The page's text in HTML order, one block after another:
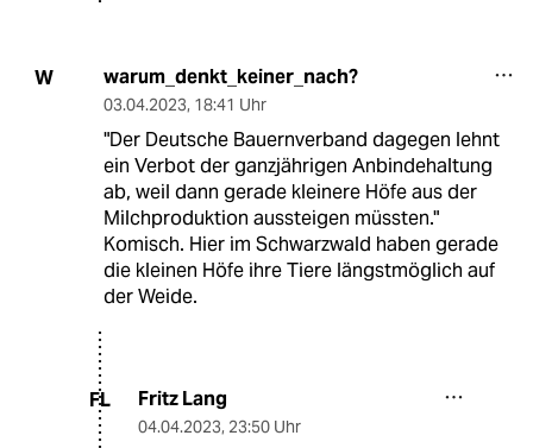
W warum_denkt_keiner_nach?
03.04.2023, 18:41 Uhr
"Der Deutsche Bauernverband dagegen lehnt
ein Verbot der ganzjährigen Anbindehaltung
ab, weil dann gerade kleinere Höfe aus der
Milchproduktion aussteigen müssten."
Komisch. Hier im Schwarzwald haben gerade
die kleinen Höfe ihre Tiere längstmöglich auf
der Weide.
FL Fritz Lang
04.04.2023, 23:50 Uhr